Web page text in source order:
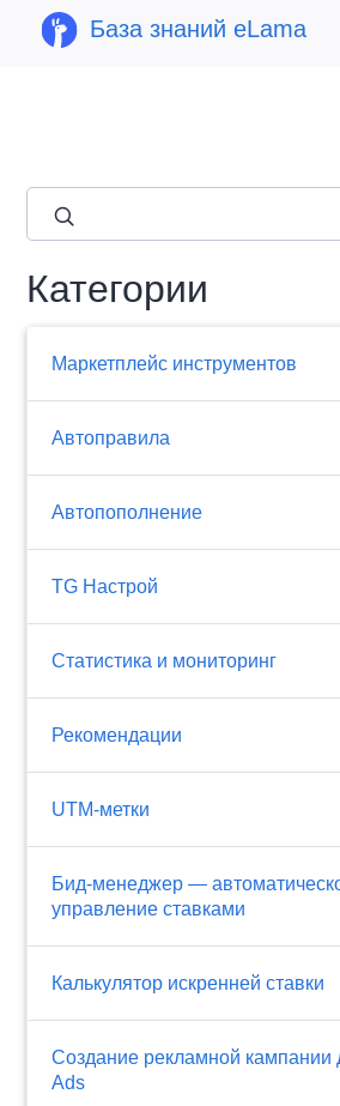
База знаний eLama
Категории
Маркетплейс инструментов
Автоправила
Автопополнение
TG Настрой
Статистика и мониторинг
Рекомендации
UTM-метки
Бид-менеджер —
управление ставками
Калькулятор искренней ставки
Создание рекламной кампании
Ads